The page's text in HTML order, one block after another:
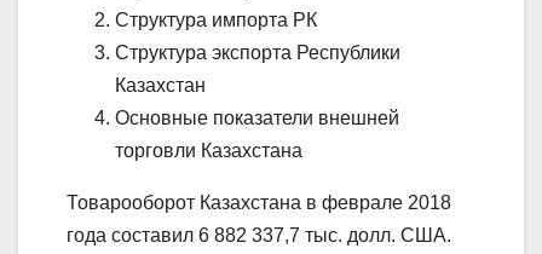
Структура импорта РК
Структура экспорта Республики
Казахстан
Основные показатели внешней
торговли Казахстана
Товарооборот Казахстана в феврале 2018
года составил 6 882 337,7 тыс. долл. США.